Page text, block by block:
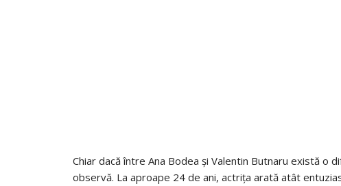
Chiar dacă între Ana Bodea și Valentin Butnaru există o
observă. La aproape 24 de ani, actrița arată atât